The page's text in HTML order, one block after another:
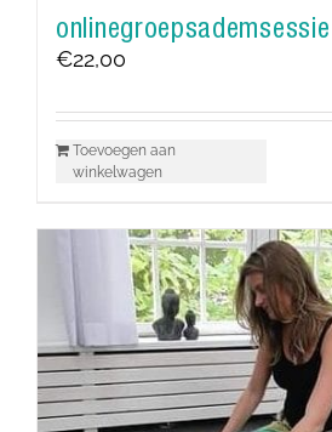
onlinegroepsademsessie
€22,00
Toevoegen aan
winkelwagen